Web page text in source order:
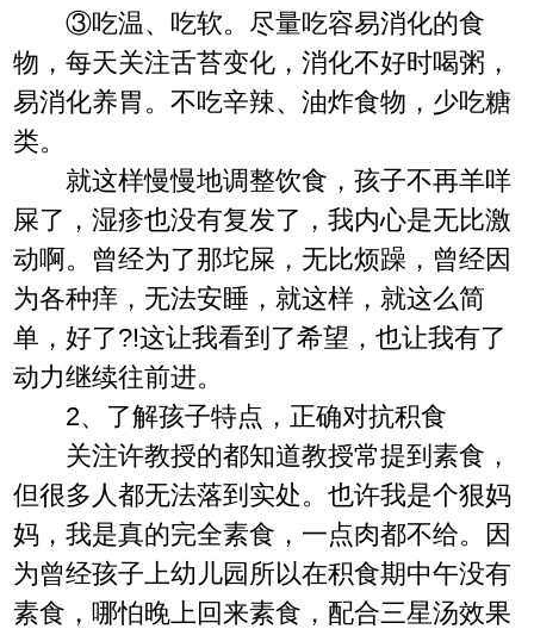
③吃温、吃软。尽量吃容易消化的食
物，每天关注舌苔变化，消化不好时喝粥，
易消化养胃。不吃辛辣、油炸食物，少吃糖
类。
就这样慢慢地调整饮食，孩子不再羊咩
屎了，湿疹也没有复发了，我内心是无比激
动啊。曾经为了那坨屎，无比烦躁，曾经因
为各种痒，无法安睡，就这样，就这么简
单，好了?!这让我看到了希望，也让我有了
动力继续往前进。
2、了解孩子特点，正确对抗积食
关注许教授的都知道教授常提到素食，
但很多人都无法落到实处。也许我是个狠妈
妈，我是真的完全素食，一点肉都不给。因
为曾经孩子上幼儿园所以在积食期中午没有
素食，哪怕晚上回来素食，配合三星汤效果